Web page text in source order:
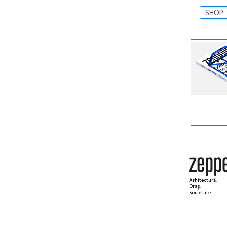
SHOP
Arhitectură.
Oraș.
Societate.